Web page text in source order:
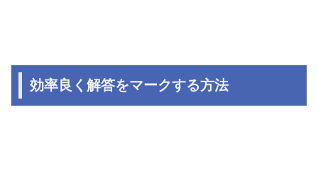
効率良く解答をマークする方法